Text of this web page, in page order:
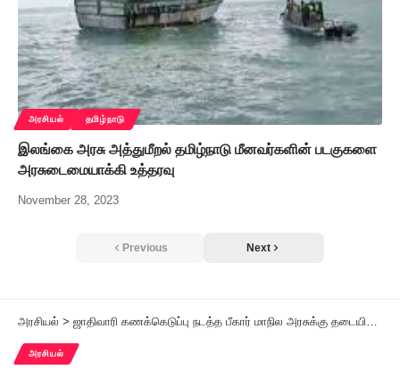
அரசியல் தமிழ்நாடு
இலங்கை அரசு அத்துமீறல் தமிழ்நாடு மீனவர்களின் படகுகளை
அரசுடைமையாக்கி உத்தரவு
November 28, 2023
Previous Next
அரசியல் > ஜாதிவாரி கணக்கெடுப்பு நடத்த பீகார் மாநில அரசுக்கு தடையில்லை!
அரசியல்